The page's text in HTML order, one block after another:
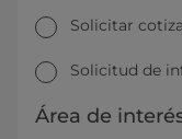
Solicitar
Solicitud de
Área de